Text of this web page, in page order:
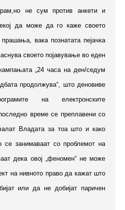
не сум против анкети и
да може да го каже своето
вака познатата пејачка
своето појавување во еден
„24 часа на ден/седум
продолжува“, што деновиве
на електронските
време се преплавени со
Владата за тоа што и како
занимаваат со проблемот на
дека овој „феномен“ не може
на нивното право да кажат што
или да не добијат паричен